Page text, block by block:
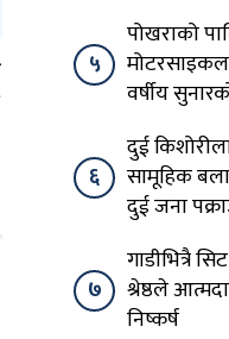
५
पोखराको
मोटरसाइकल
वर्षीय
६
दुई
सामूहिक
दुई जना
७
गाडीभित्रै
श्रेष्ठले
निष्कर्ष